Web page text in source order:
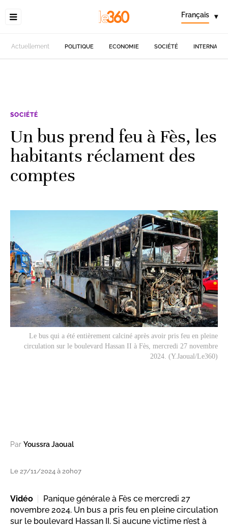
Français ▾
Actuellement POLITIQUE ECONOMIE SOCIÉTÉ
SOCIÉTÉ
Un bus prend feu à Fès, les
habitants réclament des
comptes
Le bus qui a été entièrement calciné après avoir pris feu en pleine
circulation sur le boulevard Hassan II à Fès, mercredi 27 novembre
2024. (Y.Jaoual/Le360)
Par Youssra Jaoual
Le 27/11/2024 à 20h07
Vidéo
Panique générale à Fès ce mercredi 27
novembre 2024. Un bus a pris feu en pleine circulation
sur le boulevard Hassan II. Si aucune victime n’est à